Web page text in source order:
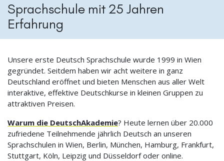
Sprachschule mit 25 Jahren
Erfahrung
Unsere erste Deutsch Sprachschule wurde 1999 in Wien
gegründet. Seitdem haben wir acht weitere in ganz
Deutschland eröffnet und bieten Menschen aus aller Welt
interaktive, effektive Deutschkurse in kleinen Gruppen zu
attraktiven Preisen.
Warum die DeutschAkademie? Heute lernen über 20.000
zufriedene Teilnehmende jährlich Deutsch an unseren
Sprachschulen in Wien, Berlin, München, Hamburg, Frankfurt,
Stuttgart, Köln, Leipzig und Düsseldorf oder online.